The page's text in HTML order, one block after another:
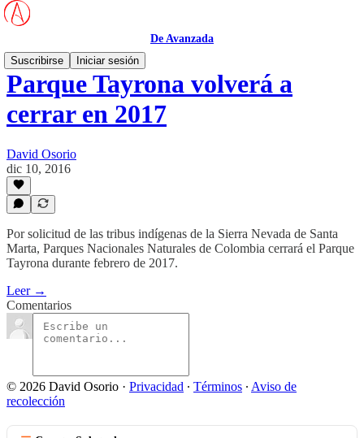
De Avanzada
Suscribirse
Iniciar sesión
Parque Tayrona volverá a
cerrar en 2017
David Osorio
dic 10, 2016
Por solicitud de las tribus indígenas de la Sierra Nevada de Santa
Marta, Parques Nacionales Naturales de Colombia cerrará el Parque
Tayrona durante febrero de 2017.
Leer →
Comentarios
© 2026 David Osorio · Privacidad ∙ Términos ∙ Aviso de
recolección